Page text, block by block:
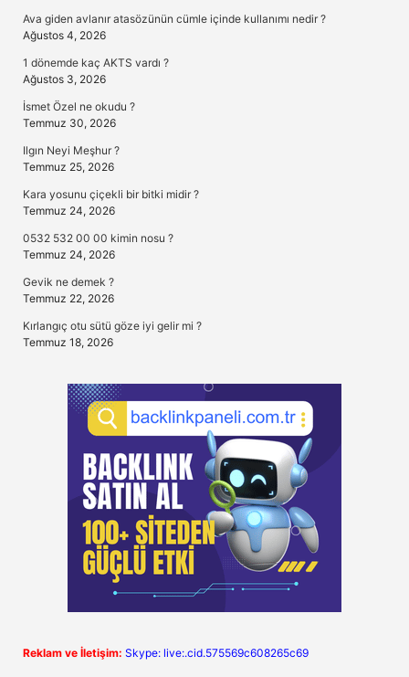
Ava giden avlanır atasözünün cümle içinde kullanımı nedir ?
Ağustos 4, 2026
1 dönemde kaç AKTS vardı ?
Ağustos 3, 2026
İsmet Özel ne okudu ?
Temmuz 30, 2026
Ilgın Neyi Meşhur ?
Temmuz 25, 2026
Kara yosunu çiçekli bir bitki midir ?
Temmuz 24, 2026
0532 532 00 00 kimin nosu ?
Temmuz 24, 2026
Gevik ne demek ?
Temmuz 22, 2026
Kırlangıç otu sütü göze iyi gelir mi ?
Temmuz 18, 2026
Reklam ve İletişim: Skype: live:.cid.575569c608265c69